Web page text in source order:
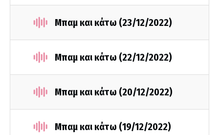
Μπαμ και κάτω (23/12/2022)
Μπαμ και κάτω (22/12/2022)
Μπαμ και κάτω (20/12/2022)
Μπαμ και κάτω (19/12/2022)